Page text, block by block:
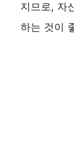
지므로, 자
하는 것이